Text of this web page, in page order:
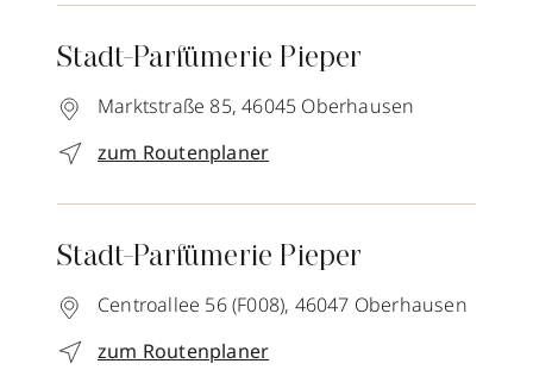
Stadt-Parfümerie Pieper
Marktstraße 85, 46045 Oberhausen
zum Routenplaner
Stadt-Parfümerie Pieper
Centroallee 56 (F008), 46047 Oberhausen
zum Routenplaner